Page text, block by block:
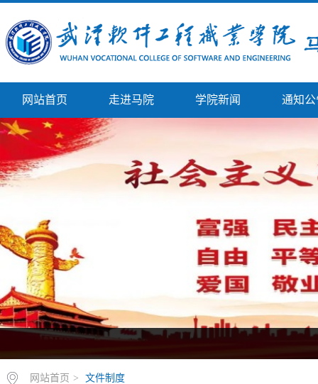
网站首页 走进马院 学院新闻 通知公
网站首页 > 文件制度